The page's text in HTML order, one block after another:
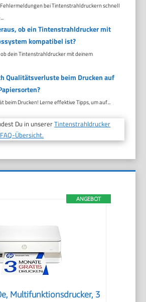
Fehlermeldungen bei Tintenstrahldruckern schnell
ob ein Tintenstrahldrucker mit
kompatibel ist?
dein Tintenstrahldrucker mit deinem
Qualitätsverluste beim Drucken auf
beim Drucken! Lerne effektive Tipps, um auf...
Du in unsererTintenstrahldrucker
Übersicht.
ANGEBOT
Multifunktionsdrucker, 3